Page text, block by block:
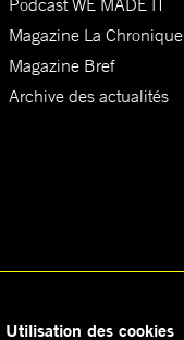
Podcast WE MADE IT
Magazine La Chronique
Magazine Bref
Archive des actualités
Utilisation des cookies